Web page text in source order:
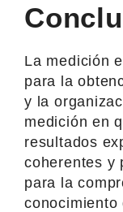
La medición
para la
y la
medición en
resultados
coherentes y
para la
conocimiento